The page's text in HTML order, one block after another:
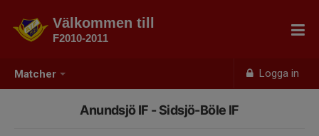
Matcher Logga in
Välkommen till
F2010-2011
Anundsjö IF - Sidsjö-Böle IF